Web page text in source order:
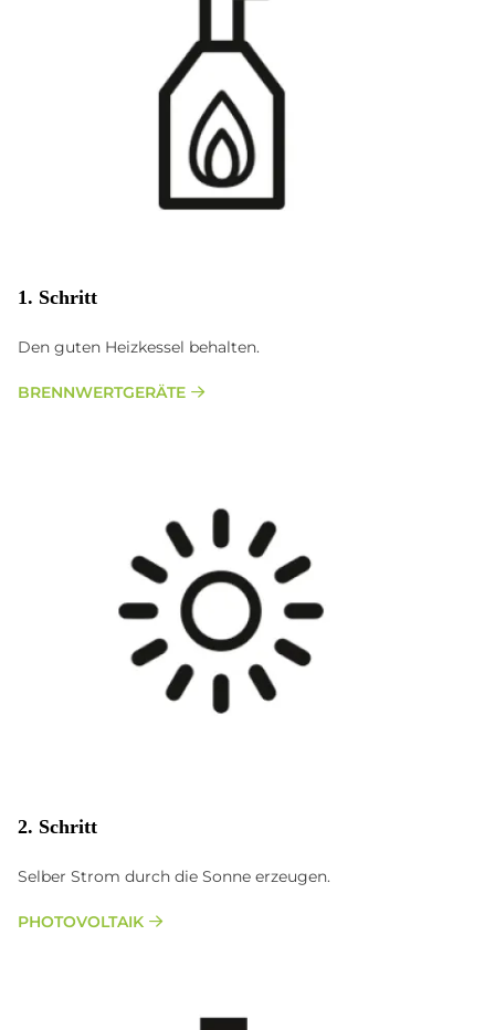
1. Schritt
Den guten Heizkessel behalten.
BRENNWERTGERÄTE
2. Schritt
Selber Strom durch die Sonne erzeugen.
PHOTOVOLTAIK